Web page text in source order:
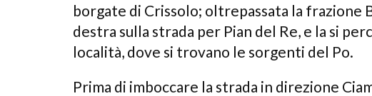
borgate di Crissolo; oltrepassata la frazione
destra sulla strada per Pian del Re, e la si
località, dove si trovano le sorgenti del Po.
Prima di imboccare la strada in direzione